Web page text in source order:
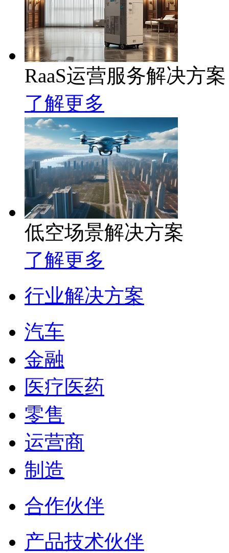
RaaS运营服务解决方案
了解更多
低空场景解决方案
了解更多
行业解决方案
汽车
金融
医疗医药
零售
运营商
制造
合作伙伴
产品技术伙伴